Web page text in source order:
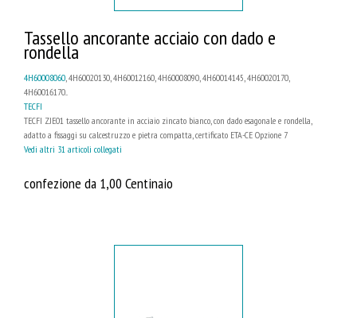
Tassello ancorante acciaio con dado e
rondella
4H60008060 , 4H60020130, 4H60012160, 4H60008090, 4H60014145, 4H60020170,
4H60016170...
TECFI
TECFI ZJE01 tassello ancorante in acciaio zincato bianco, con dado esagonale e rondella,
adatto a fissaggi su calcestruzzo e pietra compatta, certificato ETA-CE Opzione 7
Vedi altri 31 articoli collegati
confezione da 1,00 Centinaio